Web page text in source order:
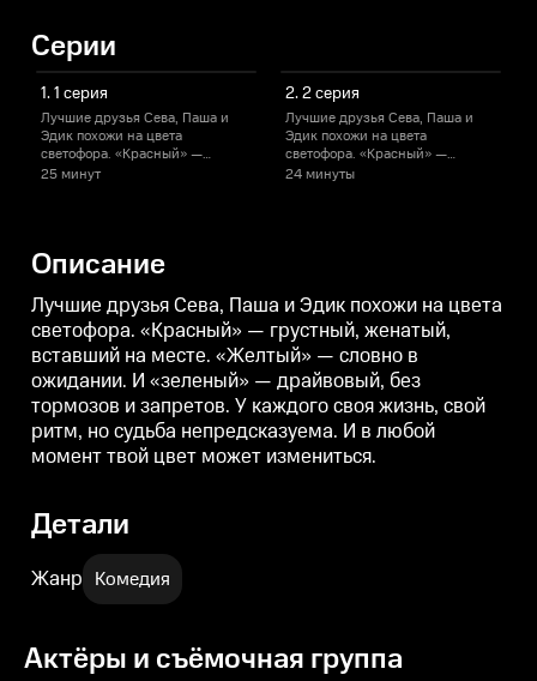
Серии
1. 1 серия
Лучшие друзья Сева, Паша и
Эдик похожи на цвета
светофора. «Красный» —
грустный, женатый, вставший
свой ритм, но судьба
непредсказуема. И в любой
момент твой цвет может
измениться.
25 минут
2. 2 серия
Лучшие друзья Сева, Паша и
Эдик похожи на цвета
светофора. «Красный» —
грустный, женатый, вставший
момент твой цвет может
измениться.
24 минуты
Описание
Лучшие друзья Сева, Паша и Эдик похожи на цвета
светофора. «Красный» — грустный, женатый,
вставший на месте. «Желтый» — словно в
ожидании. И «зеленый» — драйвовый, без
тормозов и запретов. У каждого своя жизнь, свой
ритм, но судьба непредсказуема. И в любой
момент твой цвет может измениться.
Детали
Жанр Комедия
Актёры и съёмочная группа